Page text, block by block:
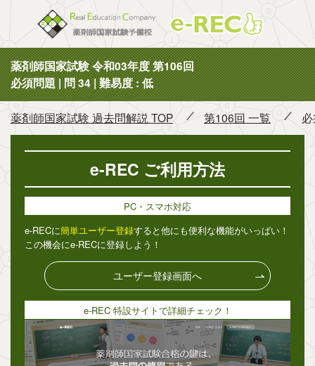
薬剤師国家試験 令和03年度 第106回
必須問題 | 問 34 | 難易度 : 低
薬剤師国家試験 過去問解説 TOP 第106回 一覧
e-REC ご利用方法
PC・スマホ対応
e-RECに簡単ユーザー登録すると他にも便利な機能がいっぱい！
この機会にe-RECに登録しよう！
ユーザー登録画面へ
e-REC 特設サイトで詳細チェック！